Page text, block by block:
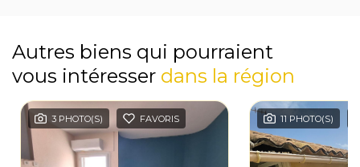
Autres biens qui pourraient
vous intéresser dans la région
3 PHOTO(S) FAVORIS 11 PHOTO(S)